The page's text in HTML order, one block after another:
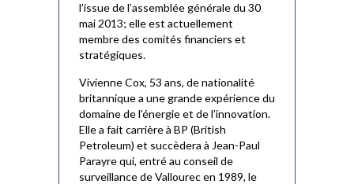
l’issue de l’assemblée générale du 30
mai 2013; elle est actuellement
membre des comités financiers et
stratégiques.
Vivienne Cox, 53 ans, de nationalité
britannique a une grande expérience du
domaine de l’énergie et de l’innovation.
Elle a fait carrière à BP (British
Petroleum) et succèdera à Jean-Paul
Parayre qui, entré au conseil de
surveillance de Vallourec en 1989, le